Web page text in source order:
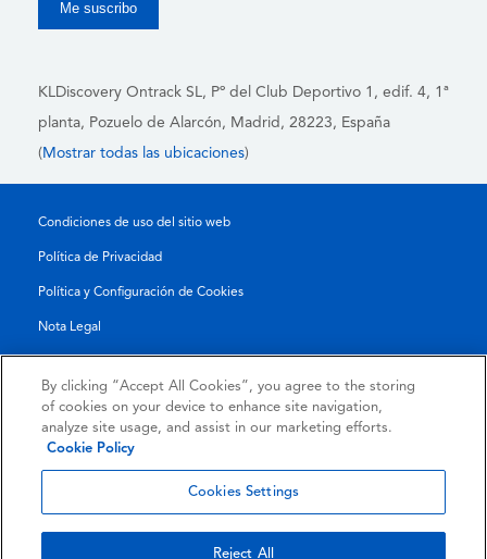
KLDiscovery Ontrack SL, Pº del Club Deportivo 1, edif. 4, 1ª
planta, Pozuelo de Alarcón, Madrid, 28223, España
(Mostrar todas las ubicaciones)
Condiciones de uso del sitio web
Política de Privacidad
Política y Configuración de Cookies
Nota Legal
Condiciones Generales
Authorised Partner Agreement
By clicking “Accept All Cookies”, you agree to the storing
of cookies on your device to enhance site navigation,
analyze site usage, and assist in our marketing efforts.
Cookie Policy
Cookies Settings
Reject All